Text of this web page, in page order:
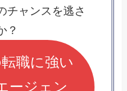
チャンスを逃さ
？
職に強い
ージェン